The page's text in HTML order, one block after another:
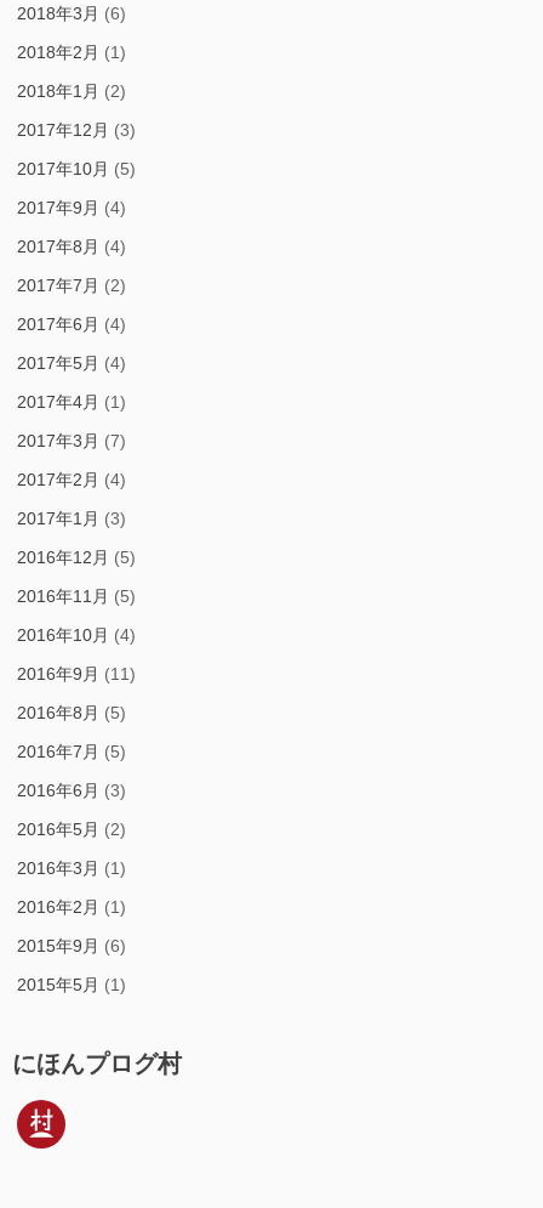
2018年3月 (6)
2018年2月 (1)
2018年1月 (2)
2017年12月 (3)
2017年10月 (5)
2017年9月 (4)
2017年8月 (4)
2017年7月 (2)
2017年6月 (4)
2017年5月 (4)
2017年4月 (1)
2017年3月 (7)
2017年2月 (4)
2017年1月 (3)
2016年12月 (5)
2016年11月 (5)
2016年10月 (4)
2016年9月 (11)
2016年8月 (5)
2016年7月 (5)
2016年6月 (3)
2016年5月 (2)
2016年3月 (1)
2016年2月 (1)
2015年9月 (6)
2015年5月 (1)
にほんプログ村